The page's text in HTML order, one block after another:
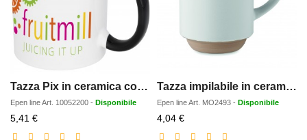
Tazza Pix in ceramica colorata per sublimazione da 330 ml
Epen lineArt. 10052200 - Disponibile
5,41 €Prezzo
scontato
Tazza impilabile in ceramica da 17
Epen lineArt. MO2493 - Disponibile
4,04 €Prezzo
scontato